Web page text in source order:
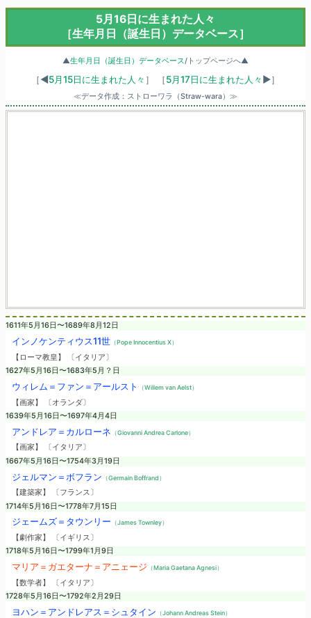
5月16日に生まれた人々
［生年月日（誕生日）データベース］
▲生年月日（誕生日）データベース/トップページへ▲
［◀5月15日に生まれた人々 ］ ［5月17日に生まれた人々 ▶］
≪データ作成：ストローワラ（Straw-wara）≫
1611年5月16日〜1689年8月12日
インノケンティウス11世（Pope Innocentius X）
【ローマ教皇】 〔イタリア〕
1627年5月16日〜1683年5月？日
ウィレム＝ファン＝アールスト （Willem van Aelst）
【画家】 〔オランダ〕
1639年5月16日〜1697年4月4日
アンドレア＝カルローネ （Giovanni Andrea Carlone）
【画家】 〔イタリア〕
1667年5月16日〜1754年3月19日
ジェルマン＝ボフラン （Germain Boffrand）
【建築家】 〔フランス〕
1714年5月16日〜1778年7月15日
ジェームズ＝タウンリー （James Townley）
【劇作家】 〔イギリス〕
1718年5月16日〜1799年1月9日
マリア＝ガエターナ＝アニェージ （Maria Gaetana Agnesi）
【数学者】 〔イタリア〕
1728年5月16日〜1792年2月29日
ヨハン＝アンドレアス＝シュタイン （Johann Andreas Stein）